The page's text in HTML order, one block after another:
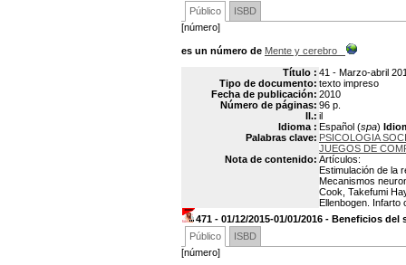
Público
ISBD
[número]
es un número de Mente y cerebro
Título : 41 - Marzo-abril
Tipo de documento: texto impreso
Fecha de publicación: 2010
Número de páginas: 96 p.
Il.: il
Idioma : Español (spa)
Palabras clave: PSICOLOGIA
JUEGOS DE
Nota de contenido: Artículos:
Estimulación de la
Mecanismos
Cook, Takefumi
Ellenbogen. Infarto
471 - 01/12/2015-01/01/2016 - Beneficios del
Público
ISBD
[número]